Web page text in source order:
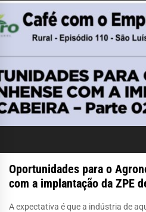
Oportunidades para o
com a implantação da ZPE
A expectativa é que a indústria de